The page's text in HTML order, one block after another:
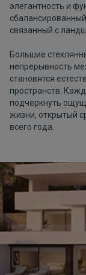
элегантность и
связанный с
Большие
непрерывность
становятся
пространств.
подчеркнуть
жизни, открытый
всего года.